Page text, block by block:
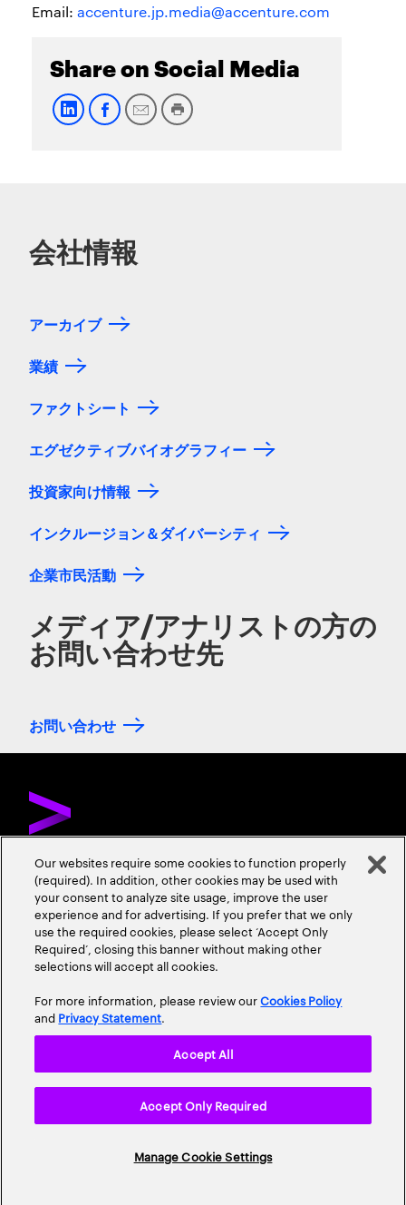
Email: accenture.jp.media@accenture.com
Share on Social Media
会社情報
アーカイブ
業績
ファクトシート
エグゼクティブバイオグラフィー
投資家向け情報
インクルージョン＆ダイバーシティ
企業市民活動
メディア/アナリストの方の
お問い合わせ先
お問い合わせ
お問い合わせ採用情報会社情報
プライバシーポリシー情報セキュリティ基本方針
アクセシビリティステートメントサイトマップ
Our websites require some cookies to function properly
(required). In addition, other cookies may be used with
your consent to analyze site usage, improve the user
experience and for advertising. If you prefer that we only
use the required cookies, please select ‘Accept Only
Required’, closing this banner without making other
selections will accept all cookies.
For more information, please review ourCookies Policy
and Privacy Statement.
Manage Cookie Settings
Accept Only Required
Accept All